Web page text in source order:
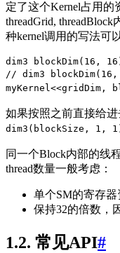
定了这个Kernel占用的
threadGrid,
种kernel调用的写法可
dim3 blockDim( 16 , 16
// dim3
myKernel<<gridDim ,
如果按照之前直接给
dim3(blockSize, 1,
同一个Block内部的线
thread数量一般考虑：
单个SM的寄存器
保持32的倍数，
1.2. 常见API#